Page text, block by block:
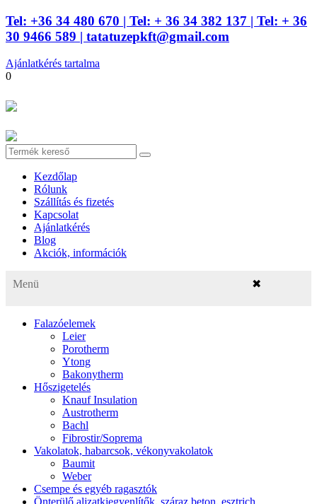
Tel: +36 34 480 670 | Tel: + 36 34 382 137 | Tel: + 36
30 9466 589 | tatatuzepkft@gmail.com
Ajánlatkérés tartalma
0
Kezdőlap
Rólunk
Szállítás és fizetés
Kapcsolat
Ajánlatkérés
Blog
Akciók, információk
Menü ✖
Falazóelemek
Leier
Porotherm
Ytong
Bakonytherm
Hőszigetelés
Knauf Insulation
Austrotherm
Bachl
Fibrostir/Soprema
Vakolatok, habarcsok, vékonyvakolatok
Baumit
Weber
Csempe és egyéb ragasztók